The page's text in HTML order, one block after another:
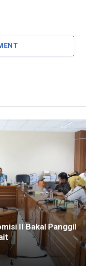
II Bakal Panggil